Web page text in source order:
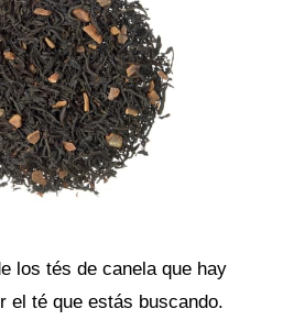
los tés de canela que hay
el té que estás buscando.